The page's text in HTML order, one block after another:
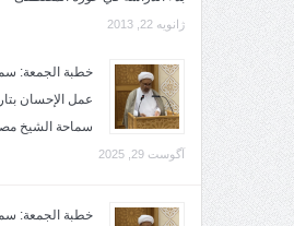
ژانویه 22, 2013
سماحة الشيخ
آگوست 29, 2025